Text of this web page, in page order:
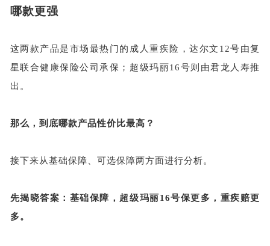
哪款更强
这两款产品是市场最热门的成人重疾险，达尔文 12号由复
星联合健康保险公司承保；超级玛丽16号则由君龙人寿推
出。
那么，到底哪款产品性价比最高？
接下来从基础保障、可选保障两方面进行分析。
先揭晓答案：基础保障，超级玛丽16号保更多，重疾赔更
多。